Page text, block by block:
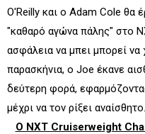
O'Reilly και ο Adam Cole θα
"καθαρό αγώνα πάλης" στο
ασφάλεια να μπει μπορεί
παρασκήνια, ο Joe έκανε
δεύτερη φορά,
μέχρι να τον ρίξει αναίσθητο.
Ο NXT Cruiserweight